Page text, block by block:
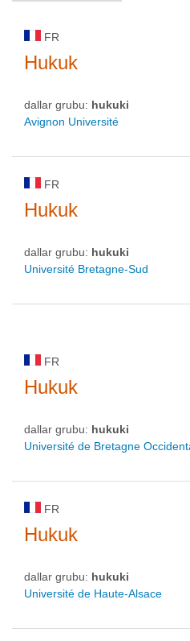
okul tipi
FR
Hukuk
dallar grubu: hukuki
Avignon Université
FR
Hukuk
dallar grubu: hukuki
Université Bretagne-Sud
FR
Hukuk
dallar grubu: hukuki
Université de Bretagne
FR
Hukuk
dallar grubu: hukuki
Université de Haute-Alsace